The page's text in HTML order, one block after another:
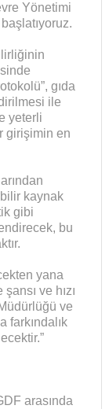
Yönetimi
gıda
ile
yeterli
girişimin en
kaynak
gibi
bu
yana
ve hızı
ve
farkındalık
arasında